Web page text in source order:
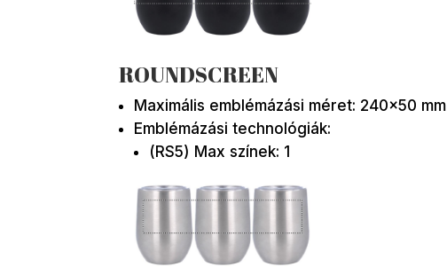
ROUNDSCREEN
Maximális emblémázási méret: 240×50 mm
Emblémázási technológiák:
(RS5) Max színek: 1